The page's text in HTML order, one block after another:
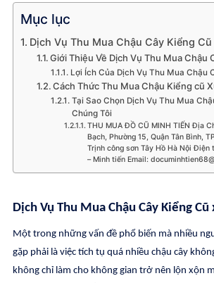
Mục lục
Dịch Vụ Thu Mua Chậu Cây Kiểng
Giới Thiệu Về Dịch Vụ Thu Mua Chậu
Lợi Ích Của Dịch Vụ Thu Mua Chậu
Cách Thức Thu Mua Chậu Kiểng cũ
Tại Sao Chọn Dịch Vụ Thu Mua
Chúng Tôi
THU MUA ĐỒ CŨ MINH TIẾN Địa
Bạch, Phường 15, Quận Tân Bình,
Trịnh công sơn Tây Hồ Hà Nội
– Minh tiến Email:
Dịch Vụ Thu Mua Chậu Cây Kiểng Cũ
Một trong những vấn đề phổ biến mà nhiều
gặp phải là việc tích tụ quá nhiều chậu cây
không chỉ làm cho không gian trở nên lộn xộn